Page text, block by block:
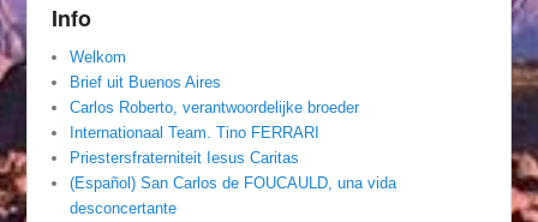
Info
Welkom
Brief uit Buenos Aires
Carlos Roberto, verantwoordelijke broeder
Internationaal Team. Tino FERRARI
Priestersfraterniteit Iesus Caritas
(Español) San Carlos de FOUCAULD, una vida
desconcertante